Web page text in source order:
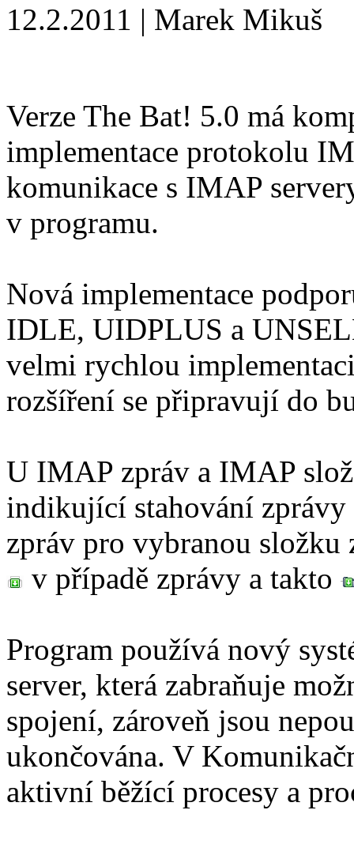
12.2.2011 | Marek Mikuš
Verze The Bat! 5.0 má
implementace protokolu
komunikace s IMAP
v programu.
Nová implementace
IDLE, UIDPLUS a
velmi rychlou
rozšíření se připravují do
U IMAP zpráv a IMAP
indikující stahování zprávy
zpráv pro vybranou
v případě zprávy a takto
Program používá nový
server, která zabraňuje
spojení, zároveň jsou
ukončována. V
aktivní běžící procesy a